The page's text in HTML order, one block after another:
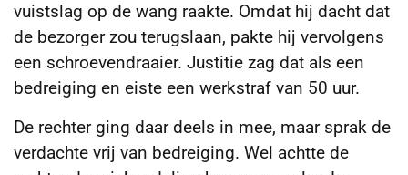
vuistslag op de wang raakte. Omdat hij dacht dat
de bezorger zou terugslaan, pakte hij vervolgens
een schroevendraaier. Justitie zag dat als een
bedreiging en eiste een werkstraf van 50 uur.
De rechter ging daar deels in mee, maar sprak de
verdachte vrij van bedreiging. Wel achtte de